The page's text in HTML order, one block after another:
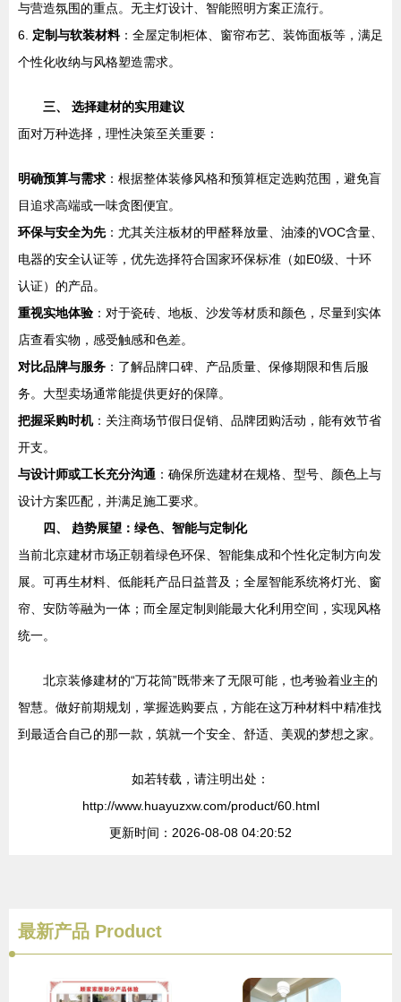
与营造氛围的重点。无主灯设计、智能照明方案正流行。
6. 定制与软装材料：全屋定制柜体、窗帘布艺、装饰面板等，满足
个性化收纳与风格塑造需求。
三、 选择建材的实用建议
面对万种选择，理性决策至关重要：
明确预算与需求 ：根据整体装修风格和预算框定选购范围，避免盲
目追求高端或一味贪图便宜。
环保与安全为先：尤其关注板材的甲醛释放量、油漆的VOC含量、
电器的安全认证等，优先选择符合国家环保标准（如E0级、十环
认证）的产品。
重视实地体验 ：对于瓷砖、地板、沙发等材质和颜色，尽量到实体
店查看实物，感受触感和色差。
对比品牌与服务 ：了解品牌口碑、产品质量、保修期限和售后服
务。大型卖场通常能提供更好的保障。
把握采购时机：关注商场节假日促销、品牌团购活动，能有效节省
开支。
与设计师或工长充分沟通 ：确保所选建材在规格、型号、颜色上与
设计方案匹配，并满足施工要求。
四、 趋势展望：绿色、智能与定制化
当前北京建材市场正朝着绿色环保、智能集成和个性化定制方向发
展。可再生材料、低能耗产品日益普及；全屋智能系统将灯光、窗
帘、安防等融为一体；而全屋定制则能最大化利用空间，实现风格
统一。
北京装修建材的“万花筒”既带来了无限可能，也考验着业主的
智慧。做好前期规划，掌握选购要点，方能在这万种材料中精准找
到最适合自己的那一款，筑就一个安全、舒适、美观的梦想之家。
如若转载，请注明出处：
http://www.huayuzxw.com/product/60.html
更新时间：2026-08-08 04:20:52
最新产品 Product